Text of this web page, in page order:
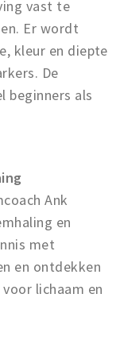
vast te
Er wordt
kleur en diepte
De
beginners als
Ank
en
met
en ontdekken
lichaam en